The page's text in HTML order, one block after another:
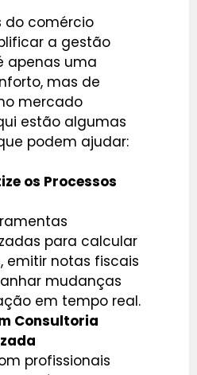
do comércio
a gestão
apenas uma
mas de
mercado
estão algumas
podem ajudar:
os Processos
para calcular
emitir notas fiscais
mudanças
em tempo real.
Consultoria
profissionais